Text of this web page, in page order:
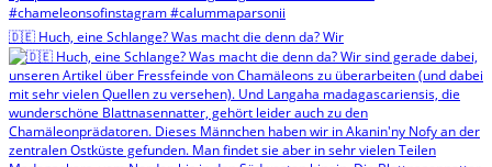
🇩🇪 Huch, eine Schlange? Was macht die denn da? Wir